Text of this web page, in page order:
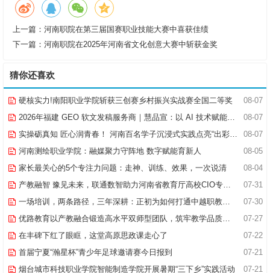
上一篇： 河南职院在第三届国赛职业技能大赛中喜获佳绩
下一篇： 河南职院在2025年河南省文化创意大赛中斩获金奖
猜你还喜欢
08-07
硬核实力!南阳职业学院斩获三创赛乡村振兴实战赛全国二等奖
08-07
2026年福建 GEO 软文发稿服务商｜慧品宣：以 AI 技术赋能品牌全域传播
08-07
实操砺真知 匠心润青春！ 河南百名学子沉浸式实践点亮“出彩中原”实践路
08-05
河南测绘职业学院：融媒聚力守阵地 数字赋能育新人
08-04
家长最关心的5个专注力问题：走神、训练、效果，一次说清
07-31
产教融智 豫见未来，联通数智助力河南省教育厅高校CIO专题研究班共探AI赋能高等教育新路径
07-30
一场培训，两条路径，三年深耕：正初为如何打通中越职教合作的“最后一公里”
07-27
优路教育以产教融合锻造高水平双师型团队，筑牢教学品质基石
07-22
在丰碑下红了眼眶，这堂高原思政课走心了
07-21
首届宁夏“瀚星杯”青少年足球邀请赛今日报到
07-21
烟台城市科技职业学院智能制造学院开展暑期“三下乡”实践活动